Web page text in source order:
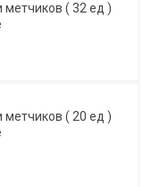
метчиков ( 32 ед )
метчиков ( 20 ед )